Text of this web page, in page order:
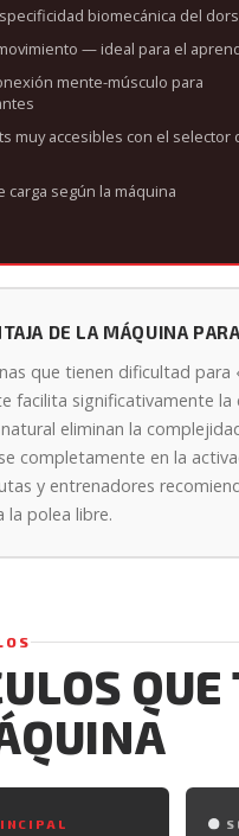
biomecánica del
— ideal para el
mente-músculo para
muy accesibles con el selector
carga según la máquina
DE LA MÁQUINA
que tienen dificultad
facilita significativamente
eliminan la
completamente en la
y entrenadores
la polea libre.